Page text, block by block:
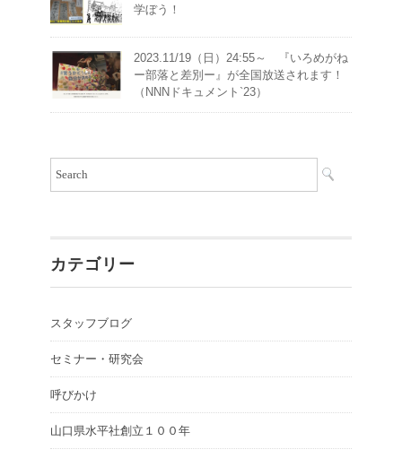
学ぼう！
2023.11/19（日）24:55～ 『いろめがね
ー部落と差別ー』が全国放送されます！
（NNNドキュメント`23）
カテゴリー
スタッフブログ
セミナー・研究会
呼びかけ
山口県水平社創立１００年